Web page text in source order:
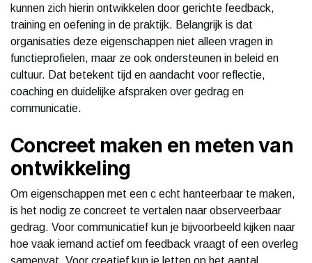
kunnen zich hierin ontwikkelen door gerichte feedback,
training en oefening in de praktijk. Belangrijk is dat
organisaties deze eigenschappen niet alleen vragen in
functieprofielen, maar ze ook ondersteunen in beleid en
cultuur. Dat betekent tijd en aandacht voor reflectie,
coaching en duidelijke afspraken over gedrag en
communicatie.
Concreet maken en meten van
ontwikkeling
Om eigenschappen met een c echt hanteerbaar te maken,
is het nodig ze concreet te vertalen naar observeerbaar
gedrag. Voor communicatief kun je bijvoorbeeld kijken naar
hoe vaak iemand actief om feedback vraagt of een overleg
samenvat. Voor creatief kun je letten op het aantal